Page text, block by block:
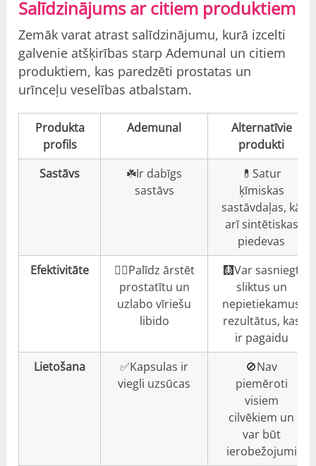
Salīdzinājums ar citiem produktiem
Zemāk varat atrast salīdzinājumu, kurā izcelti
galvenie atšķirības starp Ademunal un citiem
produktiem, kas paredzēti prostatas un
urīnceļu veselības atbalstam.
Produkta
profils
Ademunal
Alternatīvie
produkti
Sastāvs
☘️Ir dabīgs
sastāvs
💊Satur
ķīmiskas
sastāvdaļas, kā
arī sintētiskas
piedevas
Efektivitāte
👍🏼Palīdz ārstēt
prostatītu un
uzlabo vīriešu
libido
🩻Var sasniegt
sliktus un
nepietiekamus
rezultātus, kas
ir pagaidu
Lietošana
✅Kapsulas ir
viegli uzsūcas
🚫Nav
piemēroti
visiem
cilvēkiem un
var būt
ierobežojumi